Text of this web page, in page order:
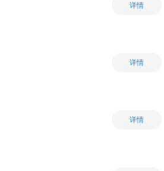
详情
详情
详情